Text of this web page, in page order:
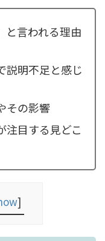
と言われる理由
説明不足と感じ
その影響
注目する見どこ
]